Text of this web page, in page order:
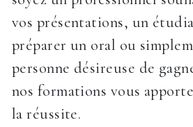
vos présentations, un
préparer un oral ou
personne désireuse de
nos formations vous
la réussite.